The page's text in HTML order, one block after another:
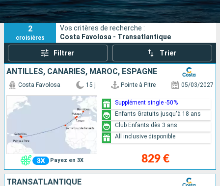
Ports Compagnies
Rechercher
2
croisières
Vos critères de recherche :
Costa Favolosa - Transatlantique
Filtrer Trier
ANTILLES, CANARIES, MAROC, ESPAGNE
Payez en 3X
Costa Favolosa 15 j Pointe à Pitre 05/03/2027
829 €
Supplément single -50%
Enfants Gratuits jusqu'à 18 ans
Club Enfants dès 3 ans
All inclusive disponible
TRANSATLANTIQUE